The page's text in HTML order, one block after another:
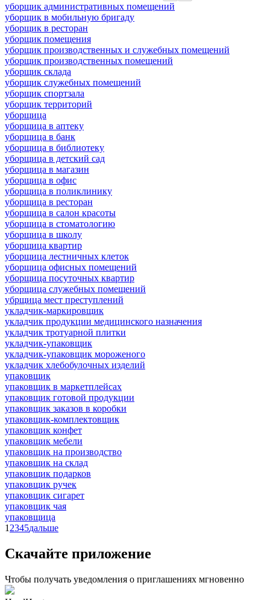
уборщик административных помещений
уборщик в мобильную бригаду
уборщик в ресторан
уборщик помещения
уборщик производственных и служебных помещений
уборщик производственных помещений
уборщик склада
уборщик служебных помещений
уборщик спортзала
уборщик территорий
уборщица
уборщица в аптеку
уборщица в банк
уборщица в библиотеку
уборщица в детский сад
уборщица в магазин
уборщица в офис
уборщица в поликлинику
уборщица в ресторан
уборщица в салон красоты
уборщица в стоматологию
уборщица в школу
уборщица квартир
уборщица лестничных клеток
уборщица офисных помещений
уборщица посуточных квартир
уборщица служебных помещений
убрщица мест преступлений
укладчик-маркировщик
укладчик продукции медицинского назначения
укладчик тротуарной плитки
укладчик-упаковщик
укладчик-упаковщик мороженого
укладчик хлебобулочных изделий
упаковщик
упаковщик в маркетплейсах
упаковщик готовой продукции
упаковщик заказов в коробки
упаковщик-комплектовщик
упаковщик конфет
упаковщик мебели
упаковщик на производство
упаковщик на склад
упаковщик подарков
упаковщик ручек
упаковщик сигарет
упаковщик чая
упаковщица
1 2345дальше
Скачайте приложение
Чтобы получать уведомления о приглашениях мгновенно